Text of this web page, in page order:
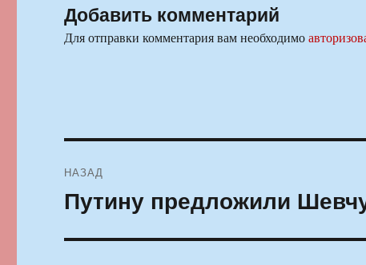
Добавить комментарий
Для отправки комментария вам необходимо
по
НАЗАД
Предыдущая
запись:
Путину предложили